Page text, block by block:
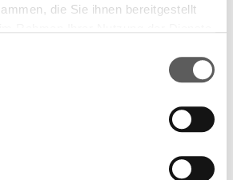
die Sie ihnen bereitgestellt
Oktober 2024 und dem 16.
20 Titel umfassende Longlist
Daraus haben die Juror*innen
2025 zeichnet die Stiftung